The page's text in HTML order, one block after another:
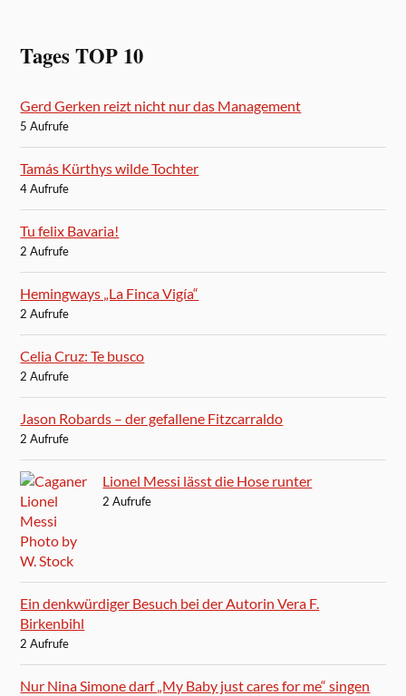
Tages TOP 10
Gerd Gerken reizt nicht nur das Management
5 Aufrufe
Tamás Kürthys wilde Tochter
4 Aufrufe
Tu felix Bavaria!
2 Aufrufe
Hemingways „La Finca Vigía“
2 Aufrufe
Celia Cruz: Te busco
2 Aufrufe
Jason Robards – der gefallene Fitzcarraldo
2 Aufrufe
Lionel Messi lässt die Hose runter
2 Aufrufe
Ein denkwürdiger Besuch bei der Autorin Vera F.
Birkenbihl
2 Aufrufe
Nur Nina Simone darf „My Baby just cares for me“ singen